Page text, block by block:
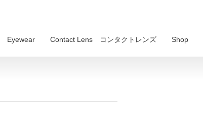
Eyewear Contact Lens コンタクトレンズ Shop